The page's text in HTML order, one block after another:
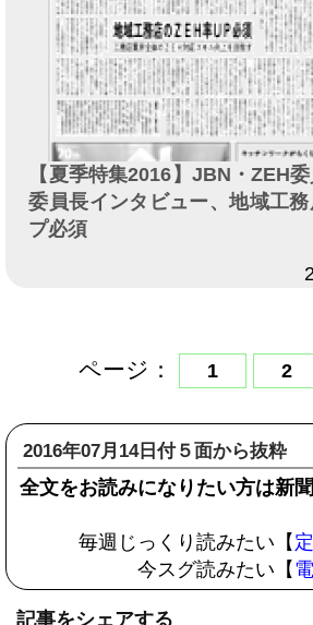
【夏季特集2016】JBN・ZEH
委員長インタビュー、地域工
プ必須
ページ： 1 2
2016年07月14日付５面から抜粋
全文をお読みになりたい方は新
毎週じっくり読みたい【
今スグ読みたい【
記事をシェアする